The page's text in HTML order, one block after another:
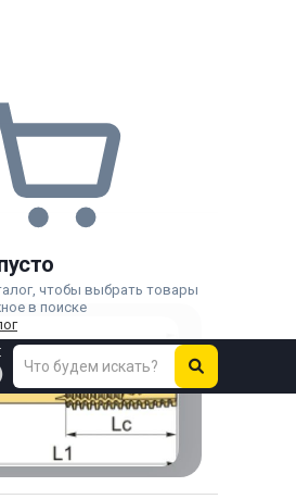
чтобы выбрать товары
в поиске